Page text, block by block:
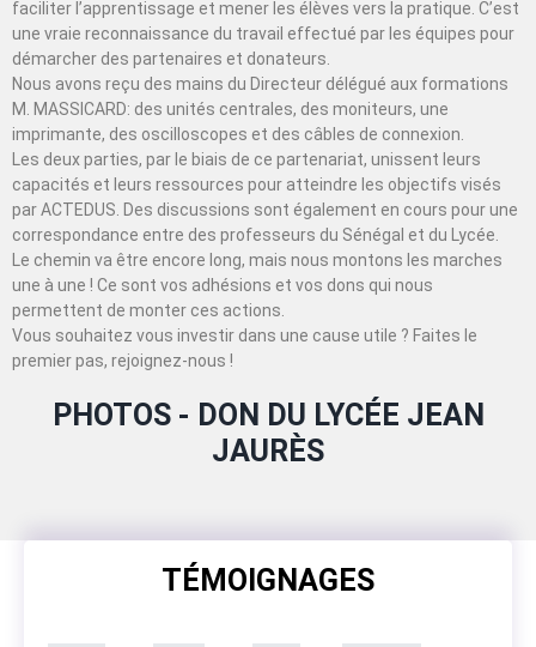
faciliter l’apprentissage et mener les élèves vers la pratique. C’est
une vraie reconnaissance du travail effectué par les équipes pour
démarcher des partenaires et donateurs.
Nous avons reçu des mains du Directeur délégué aux formations
M. MASSICARD: des unités centrales, des moniteurs, une
imprimante, des oscilloscopes et des câbles de connexion.
Les deux parties, par le biais de ce partenariat, unissent leurs
capacités et leurs ressources pour atteindre les objectifs visés
par ACTEDUS. Des discussions sont également en cours pour une
correspondance entre des professeurs du Sénégal et du Lycée.
Le chemin va être encore long, mais nous montons les marches
une à une ! Ce sont vos adhésions et vos dons qui nous
permettent de monter ces actions.
Vous souhaitez vous investir dans une cause utile ? Faites le
premier pas, rejoignez-nous !
PHOTOS - DON DU LYCÉE JEAN
JAURÈS
TÉMOIGNAGES